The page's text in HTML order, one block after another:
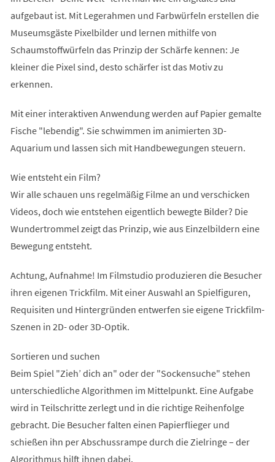
aufgebaut ist. Mit Legerahmen und Farbwürfeln erstellen die
Museumsgäste Pixelbilder und lernen mithilfe von
Schaumstoffwürfeln das Prinzip der Schärfe kennen: Je
kleiner die Pixel sind, desto schärfer ist das Motiv zu
erkennen.
Mit einer interaktiven Anwendung werden auf Papier gemalte
Fische "lebendig". Sie schwimmen im animierten 3D-
Aquarium und lassen sich mit Handbewegungen steuern.
Wie entsteht ein Film?
Wir alle schauen uns regelmäßig Filme an und verschicken
Videos, doch wie entstehen eigentlich bewegte Bilder? Die
Wundertrommel zeigt das Prinzip, wie aus Einzelbildern eine
Bewegung entsteht.
Achtung, Aufnahme! Im Filmstudio produzieren die Besucher
ihren eigenen Trickfilm. Mit einer Auswahl an Spielfiguren,
Requisiten und Hintergründen entwerfen sie eigene Trickfilm-
Szenen in 2D- oder 3D-Optik.
Sortieren und suchen
Beim Spiel "Zieh’ dich an" oder der "Sockensuche" stehen
unterschiedliche Algorithmen im Mittelpunkt. Eine Aufgabe
wird in Teilschritte zerlegt und in die richtige Reihenfolge
gebracht. Die Besucher falten einen Papierflieger und
schießen ihn per Abschussrampe durch die Zielringe – der
Algorithmus hilft ihnen dabei.